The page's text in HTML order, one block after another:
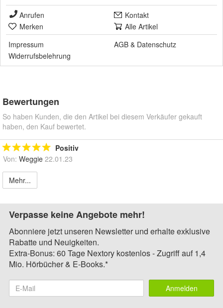
Anrufen
Kontakt
Merken
Alle Artikel
Impressum
AGB & Datenschutz
Widerrufsbelehrung
Bewertungen
So haben Kunden, die den Artikel bei diesem Verkäufer gekauft
haben, den Kauf bewertet.
Positiv
Von: Weggie 22.01.23
Mehr...
Verpasse keine Angebote mehr!
Abonniere jetzt unseren Newsletter und erhalte exklusive
Rabatte und Neuigkeiten.
Extra-Bonus: 60 Tage Nextory kostenlos - Zugriff auf 1,4
Mio. Hörbücher & E-Books.*
Anmelden